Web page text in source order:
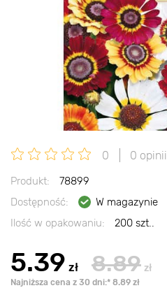
0 0 opinii
Produkt:
78899
Dostępność:
W magazynie
Ilość w opakowaniu:
200 szt..
5.39 zł 8.89 zł
Najniższa cena z 30 dni:* 8.89 zł